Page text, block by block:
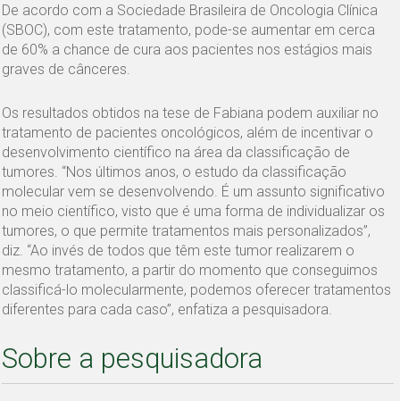
De acordo com a Sociedade Brasileira de Oncologia Clínica
(SBOC), com este tratamento, pode-se aumentar em cerca
de 60% a chance de cura aos pacientes nos estágios mais
graves de cânceres.
Os resultados obtidos na tese de Fabiana podem auxiliar no
tratamento de pacientes oncológicos, além de incentivar o
desenvolvimento científico na área da classificação de
tumores. “Nos últimos anos, o estudo da classificação
molecular vem se desenvolvendo. É um assunto significativo
no meio científico, visto que é uma forma de individualizar os
tumores, o que permite tratamentos mais personalizados”,
diz. “Ao invés de todos que têm este tumor realizarem o
mesmo tratamento, a partir do momento que conseguimos
classificá-lo molecularmente, podemos oferecer tratamentos
diferentes para cada caso”, enfatiza a pesquisadora.
Sobre a pesquisadora